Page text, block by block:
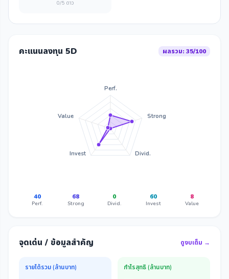
0/5 ดาว
คะแนนลงทุน 5D ผลรวม: 35/100
Perf.
Strong
Divid.
Invest
Value
40
Perf.
68
Strong
0
Divid.
60
Invest
8
Value
จุดเด่น / ข้อมูลสำคัญ ดูงบเต็ม →
รายได้รวม (ล้านบาท) กำไรสุทธิ (ล้านบาท)